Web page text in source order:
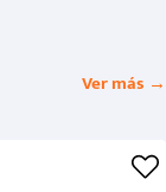
Ver más →